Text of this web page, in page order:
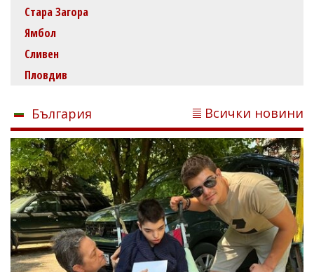
Стара Загора
Ямбол
Сливен
Пловдив
България Всички новини